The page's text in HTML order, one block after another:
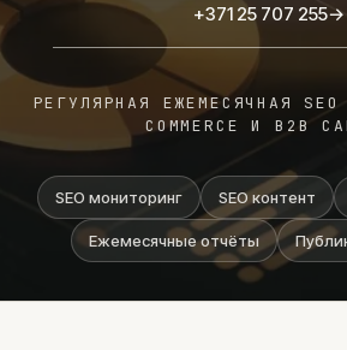
Разработка сайтов
Создание сайтов
Цены
Социальные сети
Реклама в TikTok
+371 25 707 255→
РЕГУЛЯРНАЯ ЕЖЕМЕСЯЧНАЯ
COMMERCE И B2B
SEO мониторинг SEO контент
Ежемесячные отчёты